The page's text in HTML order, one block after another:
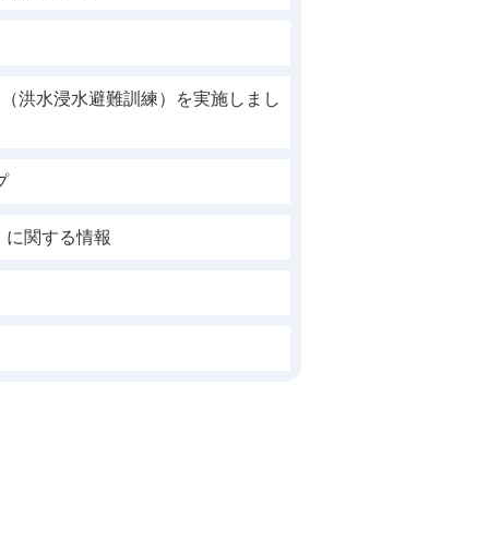
洪水浸水避難訓練）を実施しまし
関する情報